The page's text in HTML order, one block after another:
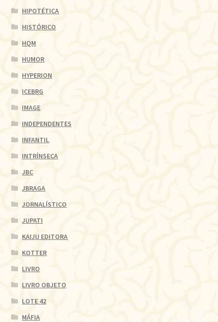
HIPOTÉTICA
HISTÓRICO
HQM
HUMOR
HYPERION
ICEBRG
IMAGE
INDEPENDENTES
INFANTIL
INTRÍNSECA
JBC
JBRAGA
JORNALÍSTICO
JUPATI
KAIJU EDITORA
KOTTER
LIVRO
LIVRO OBJETO
LOTE 42
MÁFIA